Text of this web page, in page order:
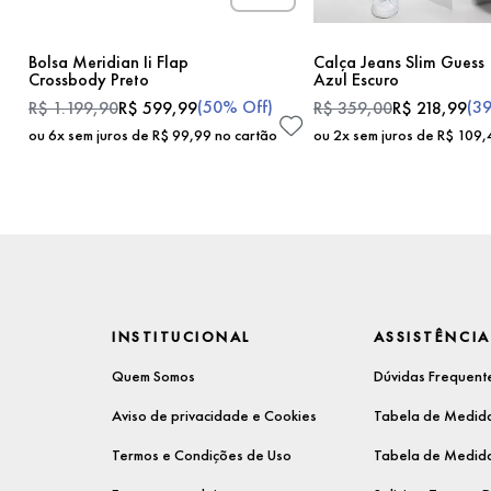
Bolsa Meridian Ii Flap
Crossbody Preto
R$1.199,90R$ 599,99(50% Off)
ou6x sem juros de R$ 99,99 no cartão
Calça Jeans Slim Guess
Azul Escuro
R$359,00R$ 218,99(
ou2x sem juros de R$ 109,
INSTITUCIONAL
Quem Somos
Aviso de privacidade e Cookies
Termos e Condições de Uso
ASSISTÊNCIA
Dúvidas
Tabela de
Tabela de